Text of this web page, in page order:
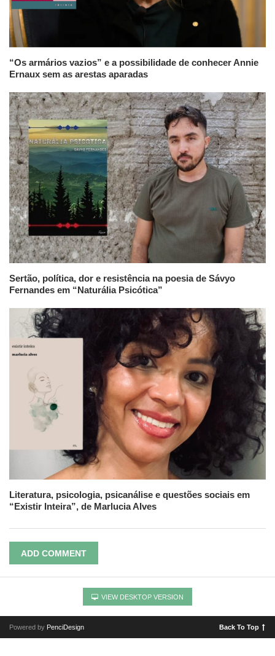
“Os armários vazios” e a possibilidade de conhecer Annie
Ernaux sem as arestas aparadas
Sertão, política, dor e resistência na poesia de Sávyo
Fernandes em “Naturália Psicótica”
Literatura, psicologia, psicanálise e questões sociais em
“Existir Inteira”, de Marlucia Alves
ADD COMMENT
VIEW DESKTOP VERSION
Powered by PenciDesign Back To Top